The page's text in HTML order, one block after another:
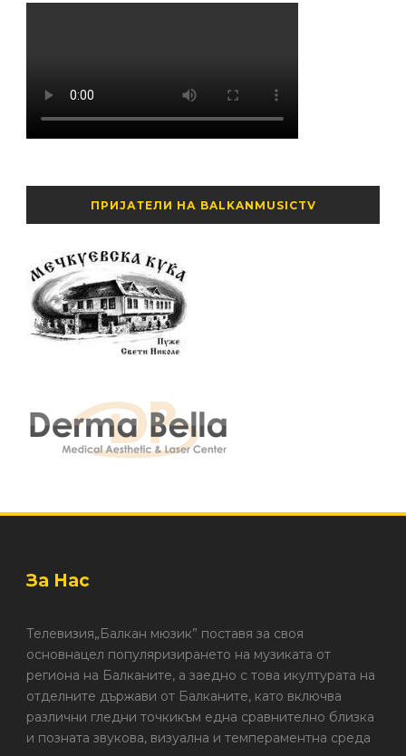
ПРИЈАТЕЛИ НА BALKANMUSICTV
За Нас
Телевизия„Балкан мюзик” поставя за своя
основнацел популяризирането на музиката от
региона на Балканите, а заедно с това икултурата на
отделните държави от Балканите, като включва
различни гледни точкикъм една сравнително близка
и позната звукова, визуална и темпераментна среда